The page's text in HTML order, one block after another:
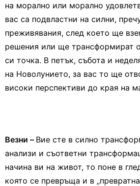
на морално или морално
вас са подвластни на силни,
преживявания, след което ще
решения или ще трансформират
си точка. В петък, събота и
на Новолунието, за вас то ще
високи перспективи до края на
Везни – Вие сте в силно
анализи и съответни
начина ви на живот, то поне в
която се превръща и в